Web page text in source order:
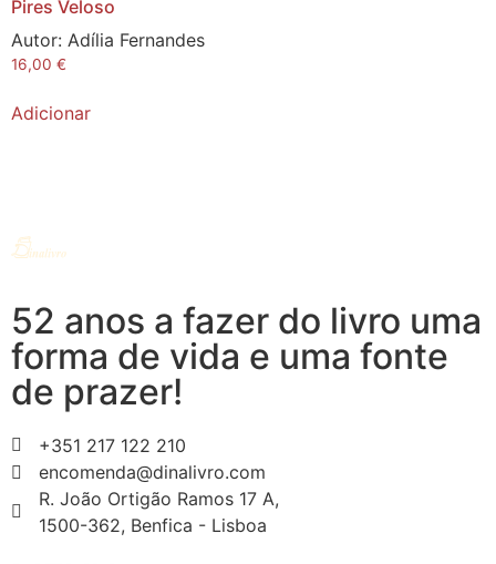
Pires Veloso
Autor: Adília Fernandes
16,00 €
Adicionar
52 anos a fazer do livro uma
forma de vida e uma fonte
de prazer!
+351 217 122 210
encomenda@dinalivro.com
R. João Ortigão Ramos 17 A,
1500-362, Benfica - Lisboa